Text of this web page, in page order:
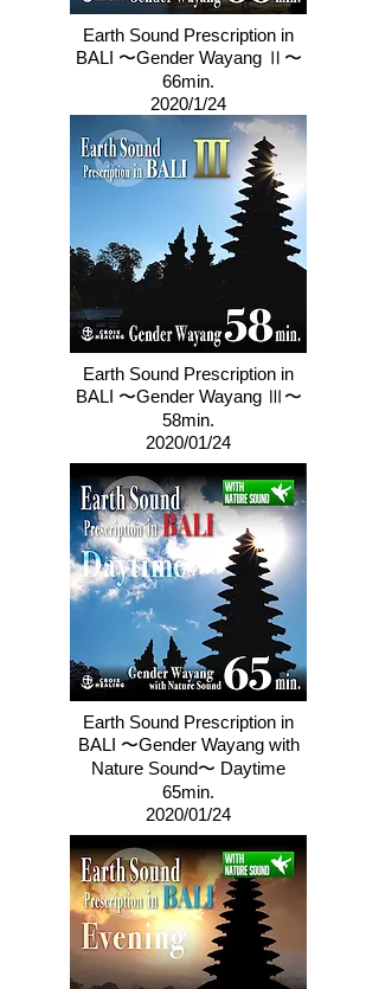
Earth Sound Prescription in
BALI 〜Gender Wayang Ⅱ〜
66min.
2020/1/24
Earth Sound Prescription in
BALI 〜Gender Wayang Ⅲ〜
58min.
​2020/01/24
Earth Sound Prescription in
BALI 〜Gender Wayang with
Nature Sound〜 Daytime
65min.
2020/01/24